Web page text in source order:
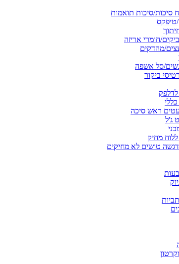
סיכות/סיכות תואמות
טיפקס
חומרי אריזה
מהדקים
סל אשפה
ביקור
ראש סיכה
ג'ל
מחיק
טושים לא מחיקים